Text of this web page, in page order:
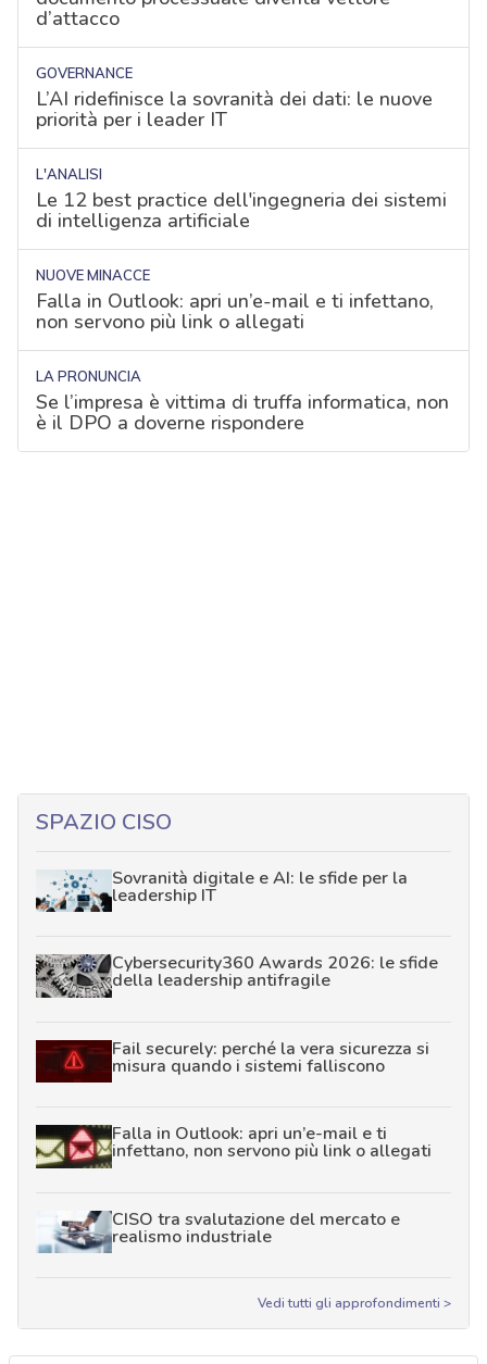
d’attacco
GOVERNANCE
L’AI ridefinisce la sovranità dei dati: le nuove
priorità per i leader IT
L'ANALISI
Le 12 best practice dell'ingegneria dei sistemi
di intelligenza artificiale
NUOVE MINACCE
Falla in Outlook: apri un’e-mail e ti infettano,
non servono più link o allegati
LA PRONUNCIA
Se l’impresa è vittima di truffa informatica, non
è il DPO a doverne rispondere
SPAZIO CISO
Sovranità digitale e AI: le sfide per la
leadership IT
Cybersecurity360 Awards 2026: le sfide
della leadership antifragile
Fail securely: perché la vera sicurezza si
misura quando i sistemi falliscono
Falla in Outlook: apri un’e-mail e ti
infettano, non servono più link o allegati
CISO tra svalutazione del mercato e
realismo industriale
Vedi tutti gli approfondimenti >